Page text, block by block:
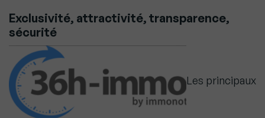
Exclusivité, attractivité, transparence,
sécurité
Les principaux